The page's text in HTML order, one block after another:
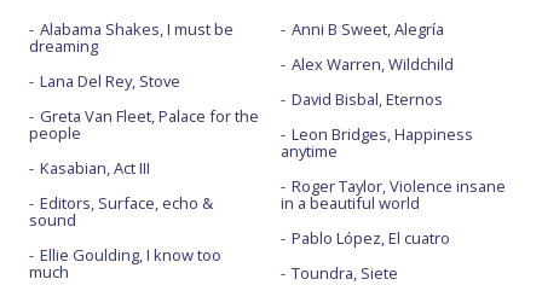
Alabama Shakes, I must be
dreaming
Lana Del Rey, Stove
Greta Van Fleet, Palace for the
people
Kasabian, Act III
Editors, Surface, echo &
sound
Ellie Goulding, I know too
much
Anni B Sweet, Alegría
Alex Warren, Wildchild
David Bisbal, Eternos
Leon Bridges, Happiness
anytime
Roger Taylor, Violence insane
in a beautiful world
Pablo López, El cuatro
Toundra, Siete